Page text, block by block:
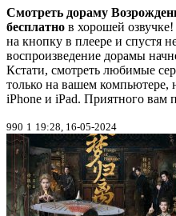
Смотреть дораму
бесплатно в хорошей
на кнопку в плеере и спустя
воспроизведение дорамы
Кстати, смотреть любимые
только на вашем компьютере,
iPhone и iPad. Приятного вам
990 1 19:28, 16-05-2024